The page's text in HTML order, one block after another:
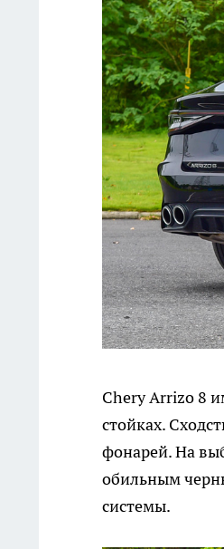
Chery Arrizo 8
стойках.
фонарей. На
обильным
системы.